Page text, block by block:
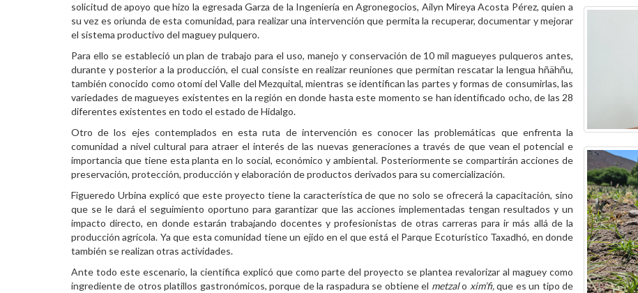
solicitud de apoyo que hizo la egresada Garza de la Ingeniería en Agronegocios, Ailyn Mireya Acosta Pérez, quien a
su vez es oriunda de esta comunidad, para realizar una intervención que permita la recuperar, documentar y mejorar
el sistema productivo del maguey pulquero.
Para ello se estableció un plan de trabajo para el uso, manejo y conservación de 10 mil magueyes pulqueros antes,
durante y posterior a la producción, el cual consiste en realizar reuniones que permitan rescatar la lengua hñähñu,
también conocido como otomí del Valle del Mezquital, mientras se identifican las partes y formas de consumirlas, las
variedades de magueyes existentes en la región en donde hasta este momento se han identificado ocho, de las 28
diferentes existentes en todo el estado de Hidalgo.
Otro de los ejes contemplados en esta ruta de intervención es conocer las problemáticas que enfrenta la
comunidad a nivel cultural para atraer el interés de las nuevas generaciones a través de que vean el potencial e
importancia que tiene esta planta en lo social, económico y ambiental. Posteriormente se compartirán acciones de
preservación, protección, producción y elaboración de productos derivados para su comercialización.
Figueredo Urbina explicó que este proyecto tiene la característica de que no solo se ofrecerá la capacitación, sino
que se le dará el seguimiento oportuno para garantizar que las acciones implementadas tengan resultados y un
impacto directo, en donde estarán trabajando docentes y profesionistas de otras carreras para ir más allá de la
producción agrícola. Ya que esta comunidad tiene un ejido en el que está el Parque Ecoturístico Taxadhó, en donde
también se realizan otras actividades.
Ante todo este escenario, la científica explicó que como parte del proyecto se plantea revalorizar al maguey como
ingrediente de otros platillos gastronómicos, porque de la raspadura se obtiene el metzalo xim’fi,que es un tipo de